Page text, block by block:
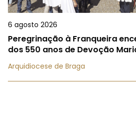
6 agosto 2026
Peregrinação à Franqueira
dos 550 anos de Devoção
Arquidiocese de Braga